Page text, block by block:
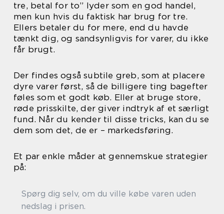
tre, betal for to” lyder som en god handel,
men kun hvis du faktisk har brug for tre.
Ellers betaler du for mere, end du havde
tænkt dig, og sandsynligvis for varer, du ikke
får brugt.
Der findes også subtile greb, som at placere
dyre varer først, så de billigere ting bagefter
føles som et godt køb. Eller at bruge store,
røde prisskilte, der giver indtryk af et særligt
fund. Når du kender til disse tricks, kan du se
dem som det, de er – markedsføring.
Et par enkle måder at gennemskue strategier
på:
Spørg dig selv, om du ville købe varen uden
nedslag i prisen.